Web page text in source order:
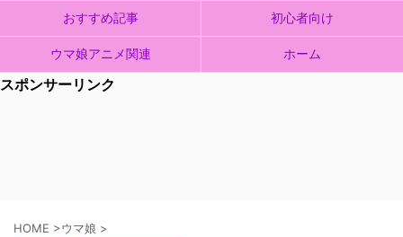
おすすめ記事 初心者向け
ウマ娘アニメ関連 ホーム
スポンサーリンク
HOME >ウマ娘 >